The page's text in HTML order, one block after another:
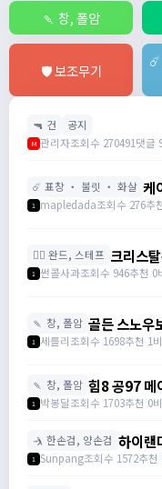
🍡 창, 폴암
🛡️ 보조무기
☄️
🔫 건 공지
M 관리자조회수 270491댓글
☄️ 표창 ・ 불릿 ・ 화살 케
1 mapledada조회수 276추
🧙‍♀️ 완드, 스테프 크리스
력52 15
1 썬콜사과조회수 946추천 0
🍡 창, 폴암 골든 스노우
든 스노우보
1 세를리조회수 1698추천 1
🍡 창, 폴암 힘8 공97 메
https://
1 박봉달조회수 1703추천 0
🤺 한손검, 양손검 하이
1 Sunpang조회수 1572추천